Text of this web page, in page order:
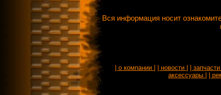
Вся информация носит
| о компании | | новости |
|
аксессуары |
|